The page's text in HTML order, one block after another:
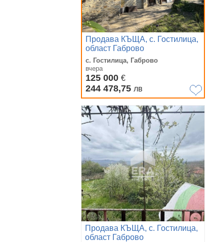
Продава КЪЩА, с. Гостилица,
област Габрово
с. Гостилица, Габрово
вчера
125 000 €
244 478,75 лв
Продава КЪЩА, с. Гостилица,
област Габрово